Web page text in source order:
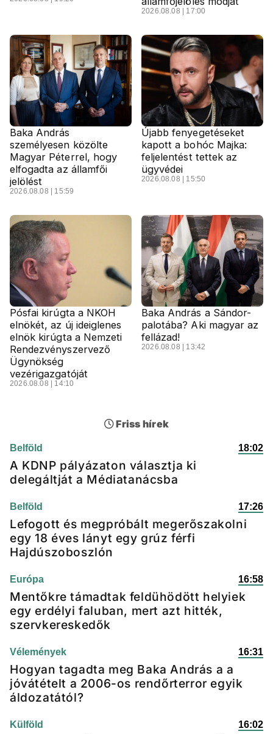
2026.08.08 | 17:00
Baka András
személyesen közölte
Magyar Péterrel, hogy
elfogadta az államfői
jelölést
2026.08.08 | 15:59
Újabb fenyegetéseket
kapott a bohóc Majka:
feljelentést tettek az
ügyvédei
2026.08.08 | 15:50
Pósfai kirúgta a NKOH
elnökét, az új ideiglenes
elnök kirúgta a Nemzeti
Rendezvényszervező
Ügynökség
vezérigazgatóját
2026.08.08 | 14:10
Baka András a Sándor-
palotába? Aki magyar az
fellázad!
2026.08.08 | 13:42
Friss hírek
Belföld 18:02
A KDNP pályázaton választja ki
delegáltját a Médiatanácsba
Belföld 17:26
Lefogott és megpróbált megerőszakolni
egy 18 éves lányt egy grúz férfi
Hajdúszoboszlón
Európa 16:58
Mentőkre támadtak feldühödött helyiek
egy erdélyi faluban, mert azt hitték,
szervkereskedők
Vélemények 16:31
Hogyan tagadta meg Baka András a a
jóvátételt a 2006-os rendőrterror egyik
áldozatától?
Külföld 16:02